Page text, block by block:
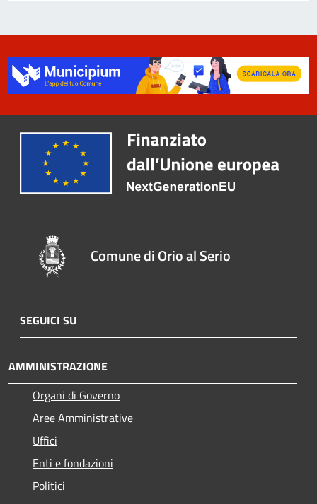
Comune di Orio al Serio
SEGUICI SU
AMMINISTRAZIONE
Organi di Governo
Aree Amministrative
Uffici
Enti e fondazioni
Politici